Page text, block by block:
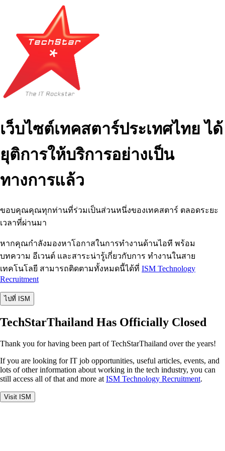
เว็บไซต์เทคสตาร์ประเทศไทย ได้
ยุติการให้บริการอย่างเป็น
ทางการแล้ว
ขอบคุณคุณทุกท่านที่ร่วมเป็นส่วนหนึ่งของเทคสตาร์ ตลอดระยะ
เวลาที่ผ่านมา
หากคุณกำลังมองหาโอกาสในการทำงานด้านไอที พร้อม
บทความ อีเวนต์ และสาระน่ารู้เกี่ยวกับการ ทำงานในสาย
เทคโนโลยี สามารถติดตามทั้งหมดนี้ได้ที่ ISM Technology
Recruitment
ไปที่ ISM
TechStarThailand Has Officially Closed
Thank you for having been part of TechStarThailand over the years!
If you are looking for IT job opportunities, useful articles, events, and
lots of other information about working in the tech industry, you can
still access all of that and more at ISM Technology Recruitment.
Visit ISM